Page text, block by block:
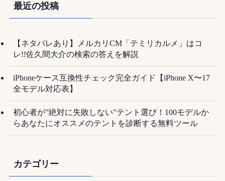
最近の投稿
【ネタバレあり】メルカリCM「テミリカルメ」はコ
レ!!佐久間大介の検索の答えを解説
iPhoneケース互換性チェック完全ガイド【iPhone X〜17
全モデル対応表】
初心者が”絶対に失敗しない”テント選び！100モデルか
らあなたにオススメのテントを診断する無料ツール
カテゴリー